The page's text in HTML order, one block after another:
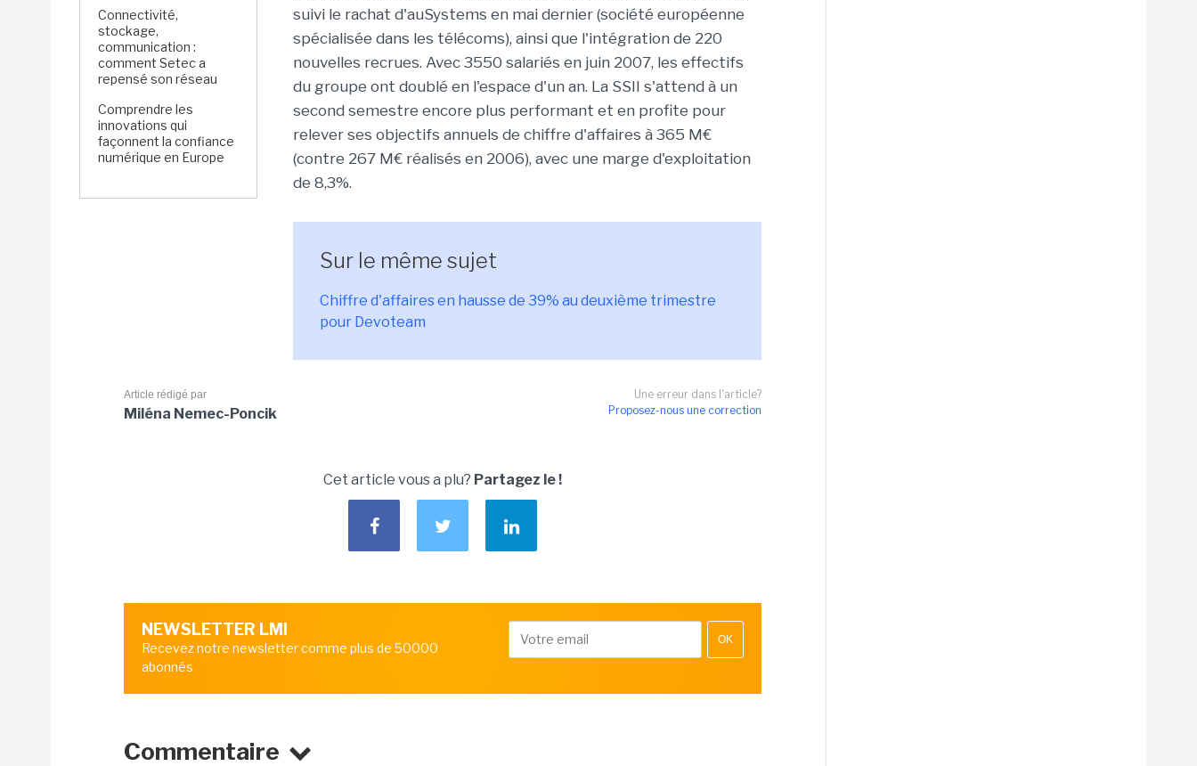
Connectivité,
stockage,
communication :
comment Setec a
repensé son réseau
Comprendre les
innovations qui
façonnent la confiance
numérique en Europe
suivi le rachat d'auSystems en mai dernier (société européenne
spécialisée dans les télécoms), ainsi que l'intégration de 220
nouvelles recrues. Avec 3550 salariés en juin 2007, les effectifs
du groupe ont doublé en l'espace d'un an. La SSII s'attend à un
second semestre encore plus performant et en profite pour
relever ses objectifs annuels de chiffre d'affaires à 365 M€
(contre 267 M€ réalisés en 2006), avec une marge d'exploitation
de 8,3%.
Sur le même sujet
Chiffre d'affaires en hausse de 39% au deuxième trimestre
pour Devoteam
Une erreur dans l'article?
Proposez-nous une correction
Article rédigé par
Miléna Nemec-Poncik
Cet article vous a plu? Partagez le !
NEWSLETTER LMI
Recevez notre newsletter comme plus de 50000
abonnés
OK
Commentaire